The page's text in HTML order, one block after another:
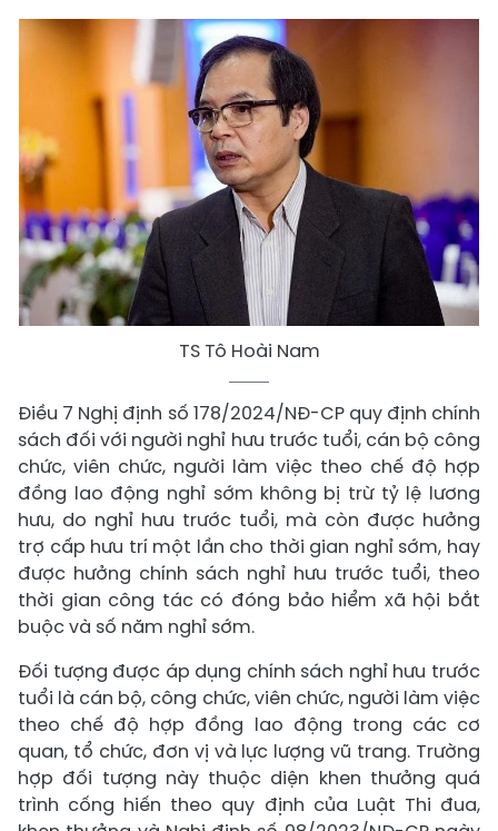
TS Tô Hoài Nam
Điều 7 Nghị định số 178/2024/NĐ-CP quy định chính
sách đối với người nghỉ hưu trước tuổi, cán bộ công
chức, viên chức, người làm việc theo chế độ hợp
đồng lao động nghỉ sớm không bị trừ tỷ lệ lương
hưu, do nghỉ hưu trước tuổi, mà còn được hưởng
trợ cấp hưu trí một lần cho thời gian nghỉ sớm, hay
được hưởng chính sách nghỉ hưu trước tuổi, theo
thời gian công tác có đóng bảo hiểm xã hội bắt
buộc và số năm nghỉ sớm.
Đối tượng được áp dụng chính sách nghỉ hưu trước
tuổi là cán bộ, công chức, viên chức, người làm việc
theo chế độ hợp đồng lao động trong các cơ
quan, tổ chức, đơn vị và lực lượng vũ trang. Trường
hợp đối tượng này thuộc diện khen thưởng quá
trình cống hiến theo quy định của Luật Thi đua,